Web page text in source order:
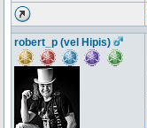
robert_p (vel Hipis)